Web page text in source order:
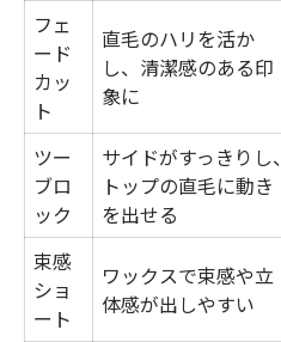
フェ
ード
カッ
ト
直毛のハリを活か
し、清潔感のある印
象に
ツー
ブロ
ック
サイドがすっきりし、
トップの直毛に動き
を出せる
束感
ショ
ート
ワックスで束感や立
体感が出しやすい